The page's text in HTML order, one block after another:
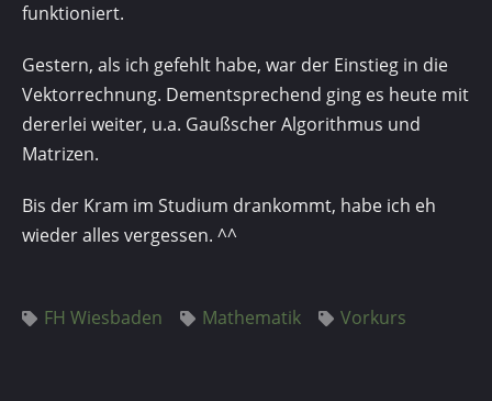
funktioniert.
Gestern, als ich gefehlt habe, war der Einstieg in die
Vektorrechnung. Dementsprechend ging es heute mit
dererlei weiter, u.a. Gaußscher Algorithmus und
Matrizen.
Bis der Kram im Studium drankommt, habe ich eh
wieder alles vergessen. ^^
FH Wiesbaden Mathematik Vorkurs